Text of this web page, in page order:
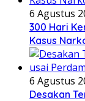
6 Agustus
300 Hari
Kasus
6 Agustus
Desakan